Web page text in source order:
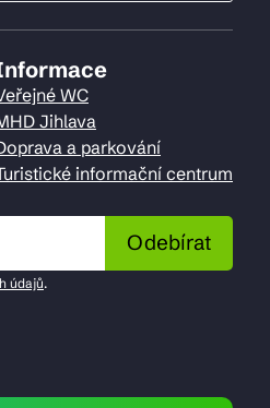
WC
Jihlava
a parkování
informační centrum
Odebírat
údajů.